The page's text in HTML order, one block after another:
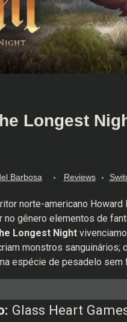
Longest
Barbosa Reviews
norte-americano
gênero elementos de
Longest Night
monstros sanguinários;
espécie de pesadelo sem
Glass Heart